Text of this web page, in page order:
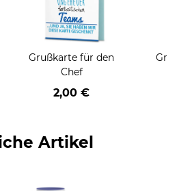
Grußkarte für den
Chef
2,00 €
Artikel